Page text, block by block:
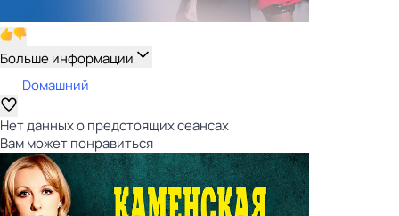
Больше информации
Dомашний
Нет данных о предстоящих сеансах
Вам может понравиться